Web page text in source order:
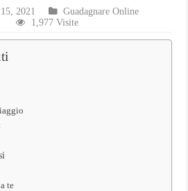
2021
Guadagnare Online
1,977 Visite
te